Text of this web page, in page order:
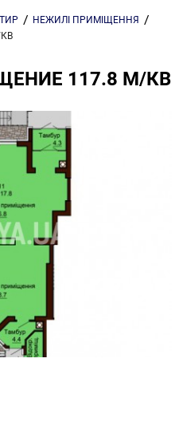
НЕЖИЛІ ПРИМІЩЕННЯ
117.8 М/КВ